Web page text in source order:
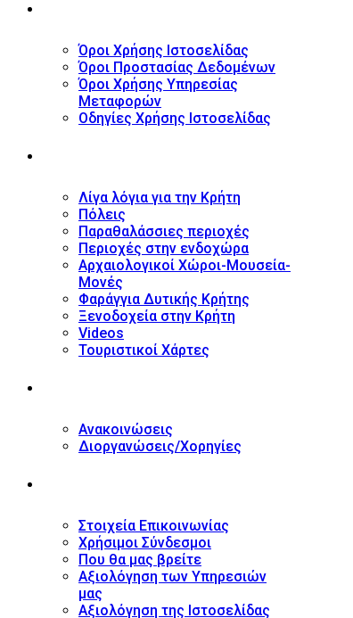
Όροι Χρήσης Ιστοσελίδας
Όροι Προστασίας Δεδομένων
Όροι Χρήσης Υπηρεσίας
Μεταφορών
Οδηγίες Χρήσης Ιστοσελίδας
Λίγα λόγια για την Κρήτη
Πόλεις
Παραθαλάσσιες περιοχές
Περιοχές στην ενδοχώρα
Αρχαιολογικοί Χώροι-Μουσεία-
Μονές
Φαράγγια Δυτικής Κρήτης
Ξενοδοχεία στην Κρήτη
Videos
Τουριστικοί Χάρτες
Ανακοινώσεις
Διοργανώσεις/Χορηγίες
Στοιχεία Επικοινωνίας
Χρήσιμοι Σύνδεσμοι
Που θα μας βρείτε
Αξιολόγηση των Υπηρεσιών
μας
Αξιολόγηση της Ιστοσελίδας